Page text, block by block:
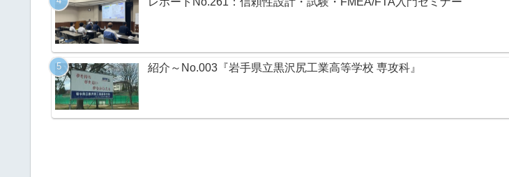
紹介～No.003『岩手県立黒沢尻工業高等学校 専攻科』